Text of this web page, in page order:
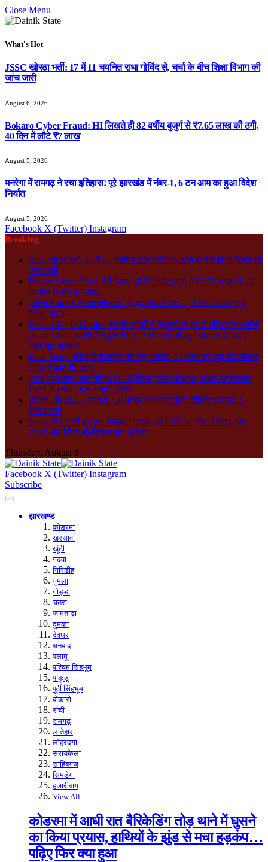
Close Menu
What's Hot
JSSC खोरठा भर्ती: 17 में 11 चयनित राधा गोविंद से, चर्चा के बीच शिक्षा विभाग की
जांच जारी
August 6, 2026
Bokaro Cyber Fraud: HI लिखते ही 82 वर्षीय बुजुर्ग से ₹7.65 लाख की ठगी,
40 दिन में लौटे ₹7 लाख
August 5, 2026
मनरेगा में रामगढ़ ने रचा इतिहास! पूरे झारखंड में नंबर-1, 6 टन आम का हुआ विदेश
निर्यात
August 5, 2026
Facebook X (Twitter) Instagram
Breaking
JSSC खोरठा भर्ती: 17 में 11 चयनित राधा गोविंद से, चर्चा के बीच शिक्षा विभाग की
जांच जारी
Bokaro Cyber Fraud: HI लिखते ही 82 वर्षीय बुजुर्ग से ₹7.65 लाख की ठगी,
40 दिन में लौटे ₹7 लाख
मनरेगा में रामगढ़ ने रचा इतिहास! पूरे झारखंड में नंबर-1, 6 टन आम का हुआ
विदेश निर्यात
Bokaro Triple Murder: सनकी पड़ोसी ने कुल्हाड़ी से एक ही परिवार के 3 लोगों
को काट डाला, आरोपी कैसे हुआ गिरफ्तार और क्या थी खूनी वारदात की वजह?
पढ़िए पूरी दास्तान
Bihar News: बेतिया में विजिलेंस का बड़ा धमाका! 15 हजार की घूस लेते पंचायत
सचिव रंगेहाथ गिरफ्तार
पटना जाते समय नगर परिषद के EO विमल कुमार की हत्या, सड़क पर रोककर
बेरहमी से हमला; जांच में जुटी पुलिस
धनबाद: बंद BCCL भवन में 150 करोड़ का फर्जी लॉटरी सिंडिकेट पकड़ा, 9
प्रिंटर जब्त
रामगढ़ की बदलेगी पहचान! जिमखाना क्लब एंड रिसॉर्ट का ग्रैंड रिलॉन्च, खेल,
लग्जरी और वेडिंग की विश्वस्तरीय सुविधाएं
Thursday, August 6
Facebook X (Twitter) Instagram
Subscribe
झारखण्ड
कोडरमा
खरसावां
खूंटी
गढ़वा
गिरिडीह
गुमला
गोड्डा
चतरा
जामताड़ा
दुमका
देवघर
धनबाद
पलामू
पश्चिम सिंहभूम
पाकुड़
पूर्वी सिंहभूम
बोकारो
रांची
रामगढ़
लातेहार
लोहरदगा
सरायकेला
साहिबगंज
सिमडेगा
हजारीबाग
View All
कोडरमा में आधी रात बैरिकेडिंग तोड़ थाने में घुसने
का किया प्रयास, हाथियों के झुंड से मचा हड़कंप…
पढ़िए फिर क्या हुआ